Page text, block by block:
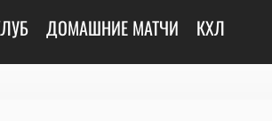
ДОМАШНИЕ МАТЧИ КХЛ